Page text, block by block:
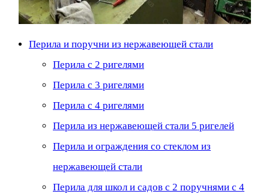
Перила и поручни из нержавеющей стали
Перила с 2 ригелями
Перила с 3 ригелями
Перила с 4 ригелями
Перила из нержавеющей стали 5 ригелей
Перила и ограждения со стеклом из
нержавеющей стали
Перила для школ и садов с 2 поручнями с 4